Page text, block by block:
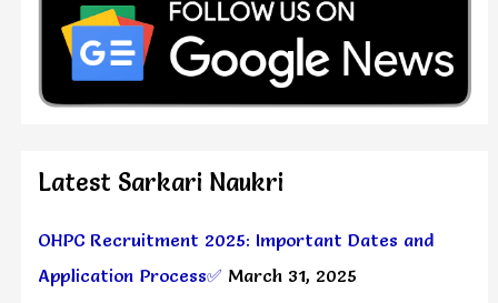
Latest Sarkari Naukri
OHPC Recruitment 2025: Important Dates and
Application Process✅ March 31, 2025